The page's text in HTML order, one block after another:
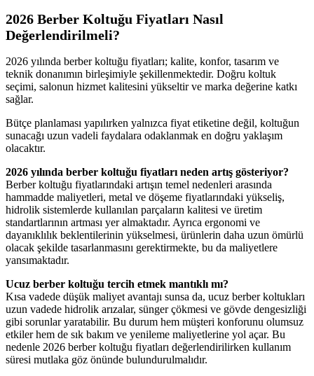
2026 Berber Koltuğu Fiyatları Nasıl
Değerlendirilmeli?
2026 yılında berber koltuğu fiyatları; kalite, konfor, tasarım ve
teknik donanımın birleşimiyle şekillenmektedir. Doğru koltuk
seçimi, salonun hizmet kalitesini yükseltir ve marka değerine katkı
sağlar.
Bütçe planlaması yapılırken yalnızca fiyat etiketine değil, koltuğun
sunacağı uzun vadeli faydalara odaklanmak en doğru yaklaşım
olacaktır.
2026 yılında berber koltuğu fiyatları neden artış gösteriyor?
Berber koltuğu fiyatlarındaki artışın temel nedenleri arasında
hammadde maliyetleri, metal ve döşeme fiyatlarındaki yükseliş,
hidrolik sistemlerde kullanılan parçaların kalitesi ve üretim
standartlarının artması yer almaktadır. Ayrıca ergonomi ve
dayanıklılık beklentilerinin yükselmesi, ürünlerin daha uzun ömürlü
olacak şekilde tasarlanmasını gerektirmekte, bu da maliyetlere
yansımaktadır.
Ucuz berber koltuğu tercih etmek mantıklı mı?
Kısa vadede düşük maliyet avantajı sunsa da, ucuz berber koltukları
uzun vadede hidrolik arızalar, sünger çökmesi ve gövde dengesizliği
gibi sorunlar yaratabilir. Bu durum hem müşteri konforunu olumsuz
etkiler hem de sık bakım ve yenileme maliyetlerine yol açar. Bu
nedenle 2026 berber koltuğu fiyatları değerlendirilirken kullanım
süresi mutlaka göz önünde bulundurulmalıdır.